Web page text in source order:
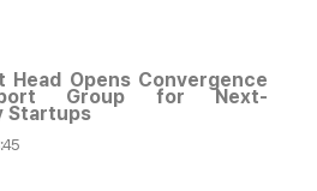
Head Opens Convergence
Group for Next-
Startups